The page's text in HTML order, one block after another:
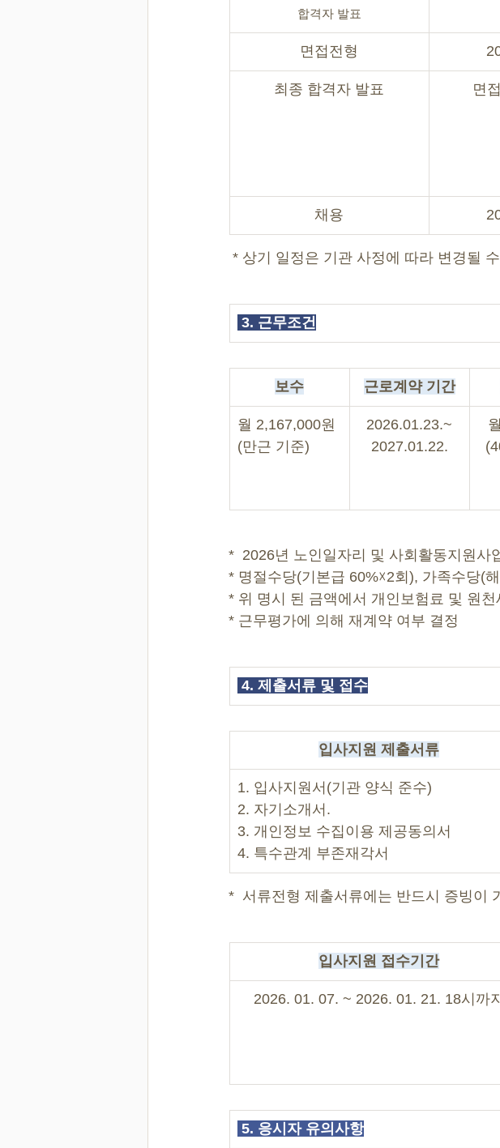
합격자 발표
면접전형
최종 합격자 발표 면
채용
* 상기 일정은 기관 사정에 따라 변경될
3. 근무조건
보수 근로계약 기간
월 2,167,000원
(만근 기준)
2026.01.23.~
2027.01.22.
*  2026년 노인일자리 및 사회활동지원사
* 명절수당(기본급 60%☓2회), 가족수당(
* 위 명시 된 금액에서 개인보험료 및 원천
* 근무평가에 의해 재계약 여부 결정
4. 제출서류 및 접수
입사지원 제출서류
1. 입사지원서(기관 양식 준수)
2. 자기소개서.
3. 개인정보 수집이용 제공동의서
4. 특수관계 부존재각서
*  서류전형 제출서류에는 반드시 증빙
입사지원 접수기간
2026. 01. 07. ~ 2026. 01. 21. 18시까지
5. 응시자 유의사항